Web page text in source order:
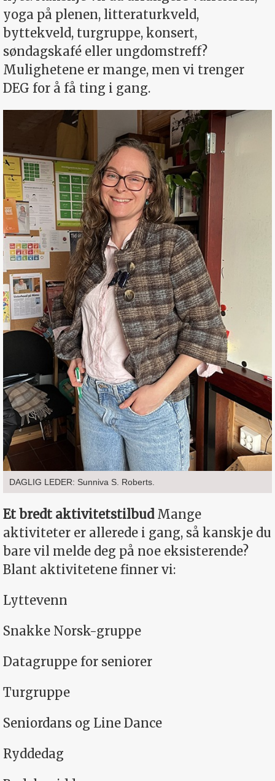
yoga på plenen, litteraturkveld,
byttekveld, turgruppe, konsert,
søndagskafé eller ungdomstreff?
Mulighetene er mange, men vi trenger
DEG for å få ting i gang.
DAGLIG LEDER: Sunniva S. Roberts.
Et bredt aktivitetstilbud Mange
aktiviteter er allerede i gang, så kanskje du
bare vil melde deg på noe eksisterende?
Blant aktivitetene finner vi:
Lyttevenn
Snakke Norsk-gruppe
Datagruppe for seniorer
Turgruppe
Seniordans og Line Dance
Ryddedag